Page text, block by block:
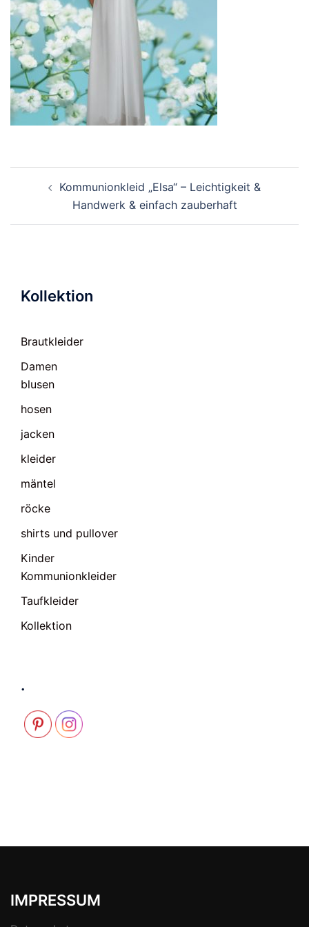
Kommunionkleid „Elsa“ – Leichtigkeit &
Handwerk & einfach zauberhaft
Kollektion
Brautkleider
Damen
blusen
hosen
jacken
kleider
mäntel
röcke
shirts und pullover
Kinder
Kommunionkleider
Taufkleider
Kollektion
.
IMPRESSUM